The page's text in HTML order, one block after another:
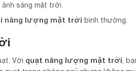
ánh sáng mặt trời.
năng lượng mặt trời bình thường.
Với quạt năng lượng mặt trời,